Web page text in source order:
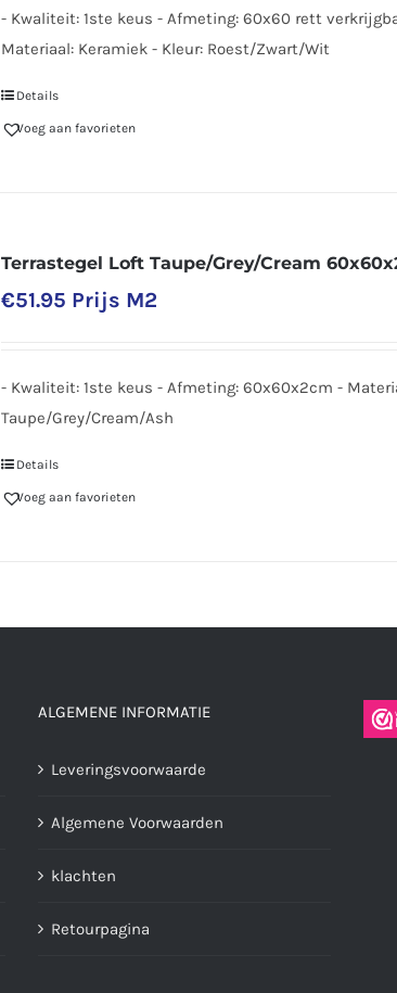
- Kwaliteit: 1ste keus - Afmeting: 60x60 rett
Materiaal: Keramiek - Kleur: Roest/Zwart/Wit
Details
Voeg aan favorieten
Terrastegel Loft Taupe/Grey/Cream
€51.95 Prijs M2
- Kwaliteit: 1ste keus - Afmeting: 60x60x2cm -
Taupe/Grey/Cream/Ash
Details
Voeg aan favorieten
ALGEMENE INFORMATIE
Leveringsvoorwaarde
Algemene Voorwaarden
klachten
Retourpagina